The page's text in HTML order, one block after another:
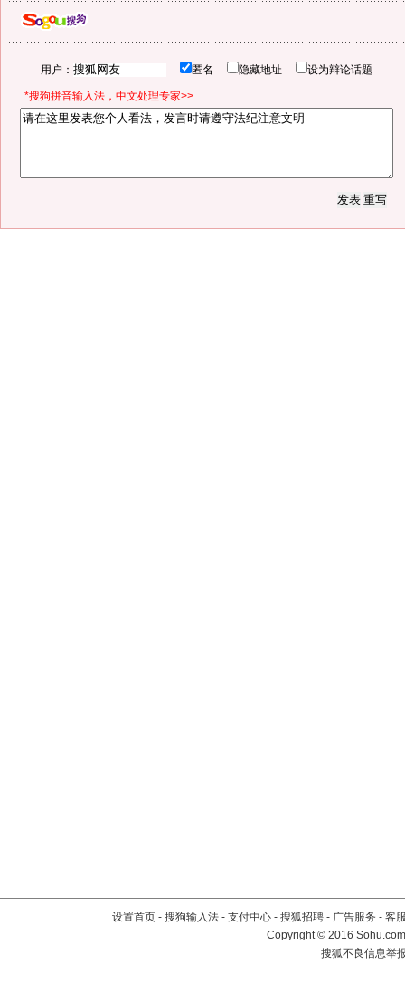
用户： 匿名 隐藏地址 设为辩论话题
*搜狗拼音输入法，中文处理专家>>
设置首页 - 搜狗输入法 - 支付中心 - 搜狐招聘 - 广告服务 - 客
Copyright©2016
搜狐不良信息举